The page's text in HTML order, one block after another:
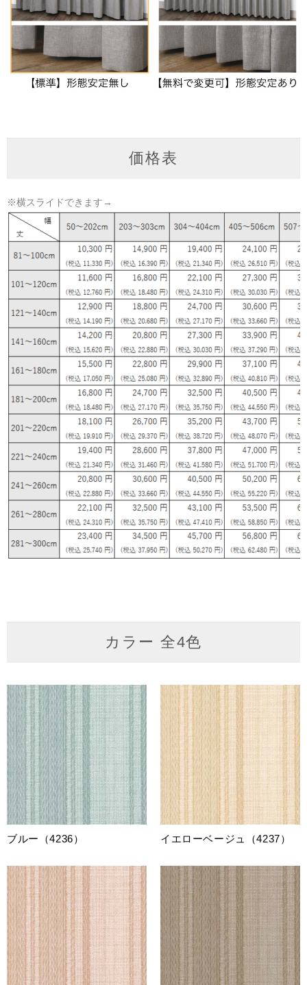
価格表
※横スライドできます→
カラー 全4色
ブルー（4236） イエローベージュ（4237）